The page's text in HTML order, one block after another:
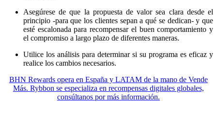
Asegúrese de que la propuesta de valor sea clara desde el
principio -para que los clientes sepan a qué se dedican- y que
esté escalonada para recompensar el buen comportamiento y
el compromiso a largo plazo de diferentes maneras.
Utilice los análisis para determinar si su programa es eficaz y
realice los cambios necesarios.
BHN Rewards opera en España y LATAM de la mano de Vende
Más. Rybbon se especializa en recompensas digitales globales,
consúltanos por más información.